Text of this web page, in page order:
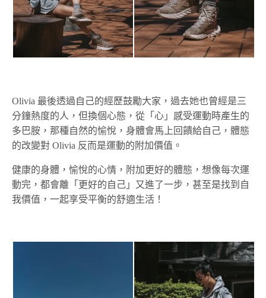
Olivia 最後透過自己的經歷鼓勵大家，過去她也曾經是三
分鐘熱度的人，但換個心態，從「心」感受運動時產生的
多巴胺，那種自然的愉悅，身體會馬上回饋給自己，體態
的改變對 Olivia 反而是運動的附加價值。
健康的身體，愉悅的心情，附加更好的體態，想像每次運
動完，都會離「更好的自己」又進了一步，甚至是找到自
我價值，一起享受平衡的舒適生活！